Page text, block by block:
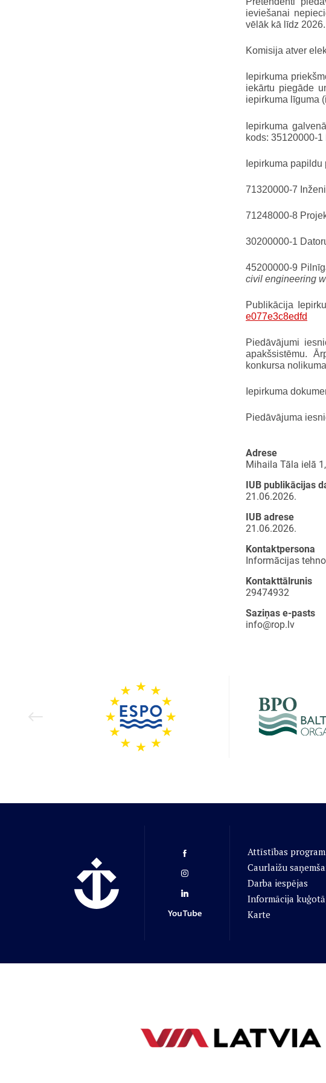
ieviešanai
vēlāk kā līdz
Komisija atver
Iepirkuma
iekārtu piegāde
iepirkuma līguma
Iepirkuma
kods: 35120000-
Iepirkuma papildu
71320000-7
71248000-8
30200000-1
45200000-9
civil engineering
Publikācija
e077e3c8edfd
Piedāvājumi
apakšsistēmu.
konkursa
Iepirkuma
Piedāvājuma
Adrese
Mihaila Tāla ielā
IUB publikācijas
21.06.2026.
IUB adrese
21.06.2026.
Kontaktpersona
Informācijas
Kontakttālrunis
29474932
Saziņas e-pasts
info@rop.lv
Attīstības
Caurlaižu
Darba iespējas
Informācija
Karte